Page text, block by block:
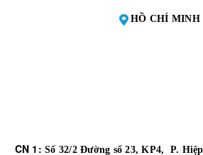
HỒ CHÍ MINH
CN 1: Số 32/2 Đường số 23, KP4, P.